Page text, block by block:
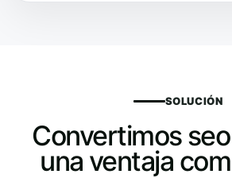
SOLUCIÓN
Convertimos
una ventaja